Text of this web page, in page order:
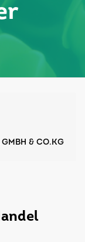
& CO.KG